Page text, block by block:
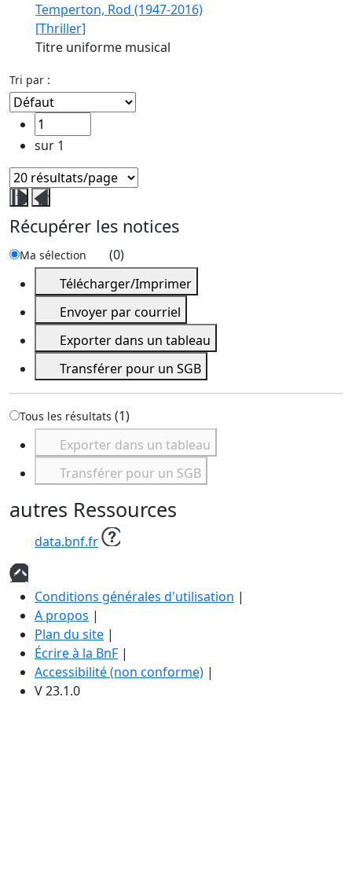
Temperton, Rod (1947-2016)
[Thriller]
Titre uniforme musical
Tri par :
sur 1
Fermer
ce
volet
récupérer
les
notices
Ouvrir
ce
volet
récupérer
les
notices
Récupérer les notices
Ma sélection (0)
Télécharger/Imprimer
Envoyer par courriel
Exporter dans un tableau
Transférer pour un SGB
Tous les résultats (1)
Exporter dans un tableau
Transférer pour un SGB
autres Ressources
data.bnf.fr
Haut
de
page
Conditions générales d'utilisation |
A propos |
Plan du site |
Écrire à la BnF |
Accessibilité (non conforme) |
V 23.1.0